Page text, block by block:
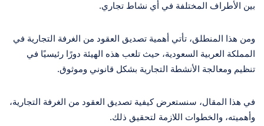
بين الأطراف المختلفة في أي نشاط تجاري.
ومن هذا المنطلق، تأتي أهمية تصديق العقود من الغرفة التجارية في
المملكة العربية السعودية، حيث تلعب هذه الهيئة دورًا رئيسيًا في
تنظيم ومعالجة الأنشطة التجارية بشكل قانوني وموثوق.
في هذا المقال، سنستعرض كيفية تصديق العقود من الغرفة التجارية،
وأهميته، والخطوات اللازمة لتحقيق ذلك.